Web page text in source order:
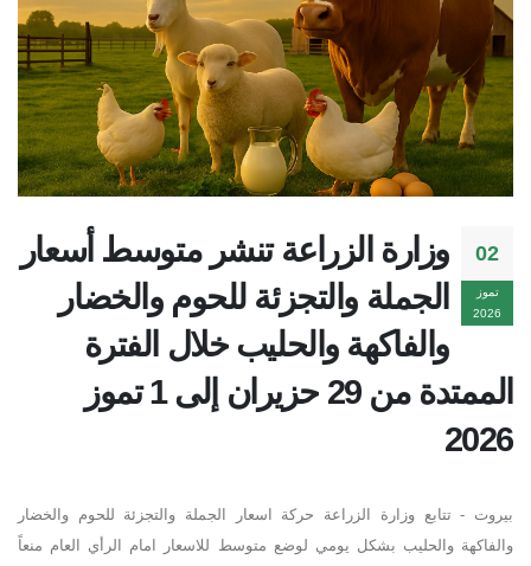
02
تموز
2026
وزارة الزراعة تنشر متوسط أسعار
الجملة والتجزئة للحوم والخضار
والفاكهة والحليب خلال الفترة
الممتدة من 29 حزيران إلى 1 تموز
2026
بيروت - تتابع وزارة الزراعة حركة اسعار الجملة والتجزئة للحوم والخضار
والفاكهة والحليب بشكل يومي لوضع متوسط للاسعار امام الرأي العام منعاً